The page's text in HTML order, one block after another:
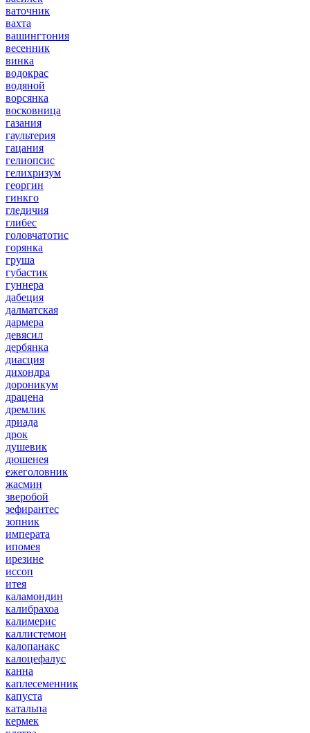
ваточник
вахта
вашингтония
весенник
винка
водокрас
водяной
ворсянка
восковница
газания
гаультерия
гацания
гелиопсис
гелихризум
георгин
гинкго
гледичия
глибес
головчатотис
горянка
груша
губастик
гуннера
дабеция
далматская
дармера
девясил
дербянка
диасция
дихондра
дороникум
драцена
дремлик
дриада
дрок
душевик
дюшенея
ежеголовник
жасмин
зверобой
зефирантес
зопник
императа
ипомея
ирезине
иссоп
итея
каламондин
калибрахоа
калимерис
каллистемон
калопанакс
калоцефалус
канна
каплесеменник
капуста
катальпа
кермек